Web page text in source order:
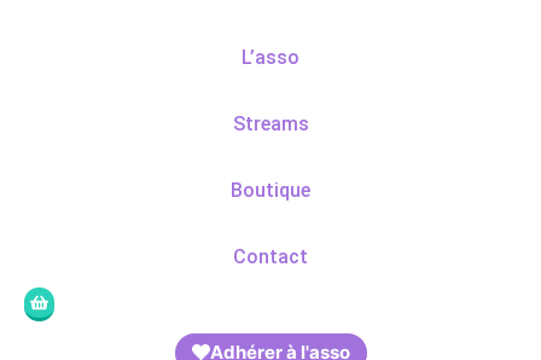
L’asso
Streams
Boutique
Contact
Adhérer à l'asso